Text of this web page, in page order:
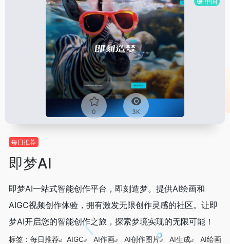
0 3K
每日推荐
即梦AI
即梦AI一站式智能创作平台，即刻造梦。提供AI绘画和
AIGC视频创作体验，拥有激发无限创作灵感的社区。让即
梦AI开启您的智能创作之旅，探索梦境实现的无限可能！
标签： 每日推荐 AIGC AI作画 AI创作图片 AI生成
AI绘画